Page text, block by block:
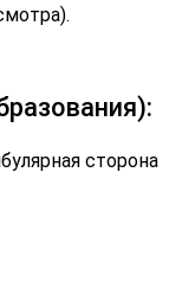
сторона